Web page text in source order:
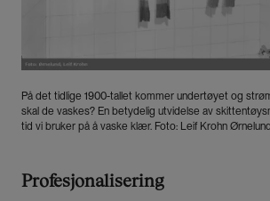
På det tidlige 1900-tallet kommer undertøyet og
skal de vaskes? En betydelig utvidelse av
tid vi bruker på å vaske klær. Foto: Leif Krohn
Profesjonalisering